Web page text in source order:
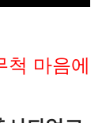
척 마음에